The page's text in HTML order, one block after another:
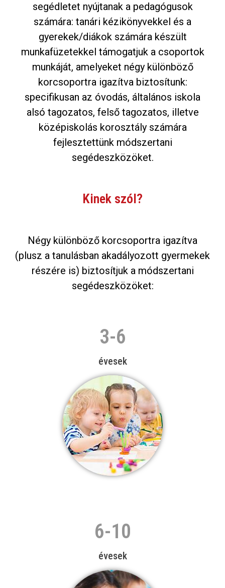
segédletet nyújtanak a pedagógusok
számára: tanári kézikönyvekkel és a
gyerekek/diákok számára készült
munkafüzetekkel támogatjuk a csoportok
munkáját, amelyeket négy különböző
korcsoportra igazítva biztosítunk:
specifikusan az óvodás, általános iskola
alsó tagozatos, felső tagozatos, illetve
középiskolás korosztály számára
fejlesztettünk módszertani
segédeszközöket.
Kinek szól?
Négy különböző korcsoportra igazítva
(plusz a tanulásban akadályozott gyermekek
részére is) biztosítjuk a módszertani
segédeszközöket:
3-6
évesek
6-10
évesek